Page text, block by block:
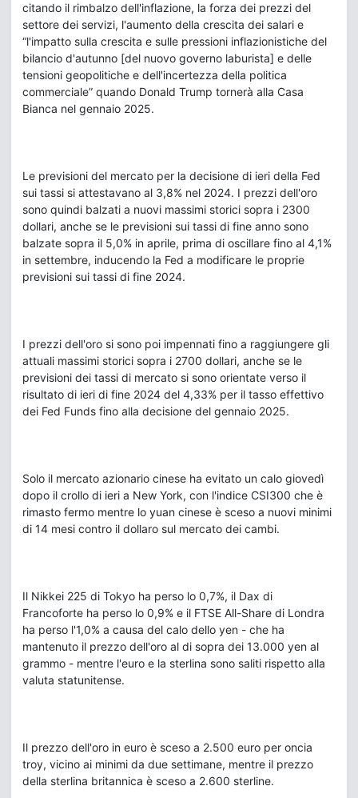
citando il rimbalzo dell'inflazione, la forza dei prezzi del
settore dei servizi, l'aumento della crescita dei salari e
“l'impatto sulla crescita e sulle pressioni inflazionistiche del
bilancio d'autunno [del nuovo governo laburista] e delle
tensioni geopolitiche e dell'incertezza della politica
commerciale” quando Donald Trump tornerà alla Casa
Bianca nel gennaio 2025.
Le previsioni del mercato per la decisione di ieri della Fed
sui tassi si attestavano al 3,8% nel 2024. I prezzi dell'oro
sono quindi balzati a nuovi massimi storici sopra i 2300
dollari, anche se le previsioni sui tassi di fine anno sono
balzate sopra il 5,0% in aprile, prima di oscillare fino al 4,1%
in settembre, inducendo la Fed a modificare le proprie
previsioni sui tassi di fine 2024.
I prezzi dell'oro si sono poi impennati fino a raggiungere gli
attuali massimi storici sopra i 2700 dollari, anche se le
previsioni dei tassi di mercato si sono orientate verso il
risultato di ieri di fine 2024 del 4,33% per il tasso effettivo
dei Fed Funds fino alla decisione del gennaio 2025.
Solo il mercato azionario cinese ha evitato un calo giovedì
dopo il crollo di ieri a New York, con l'indice CSI300 che è
rimasto fermo mentre lo yuan cinese è sceso a nuovi minimi
di 14 mesi contro il dollaro sul mercato dei cambi.
Il Nikkei 225 di Tokyo ha perso lo 0,7%, il Dax di
Francoforte ha perso lo 0,9% e il FTSE All-Share di Londra
ha perso l'1,0% a causa del calo dello yen - che ha
mantenuto il prezzo dell'oro al di sopra dei 13.000 yen al
grammo - mentre l'euro e la sterlina sono saliti rispetto alla
valuta statunitense.
Il prezzo dell'oro in euro è sceso a 2.500 euro per oncia
troy, vicino ai minimi da due settimane, mentre il prezzo
della sterlina britannica è sceso a 2.600 sterline.